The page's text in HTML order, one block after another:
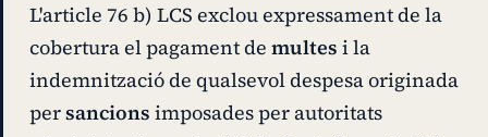
L'article 76 b) LCS exclou expressament de la
cobertura el pagament de multes i la
indemnització de qualsevol despesa originada
persancions imposades per autoritats